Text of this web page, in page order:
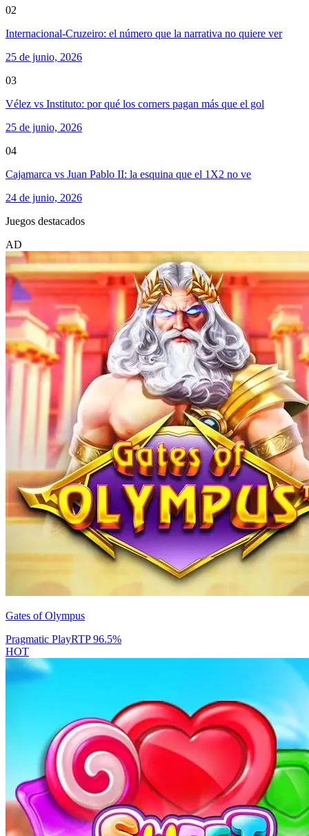
02
Internacional-Cruzeiro: el número que la narrativa no quiere ver
25 de junio, 2026
03
Vélez vs Instituto: por qué los corners pagan más que el gol
25 de junio, 2026
04
Cajamarca vs Juan Pablo II: la esquina que el 1X2 no ve
24 de junio, 2026
Juegos destacados
AD
Gates of Olympus
Pragmatic PlayRTP96.5%
HOT